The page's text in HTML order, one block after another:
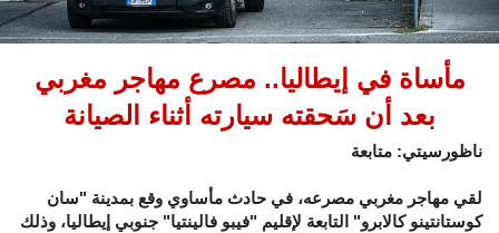
مأساة في إيطاليا.. مصرع مهاجر مغربي
بعد أن سَحقته سيارته أثناء الصيانة
ناظورسيتي: متابعة
لقي مهاجر مغربي مصرعه، في حادث مأساوي وقع بمدينة "سان
كوستانتينو كالابرو" التابعة لإقليم "فيبو فالينتيا" جنوبي إيطاليا، وذلك